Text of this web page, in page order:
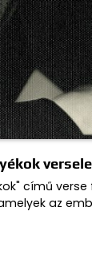
című
az